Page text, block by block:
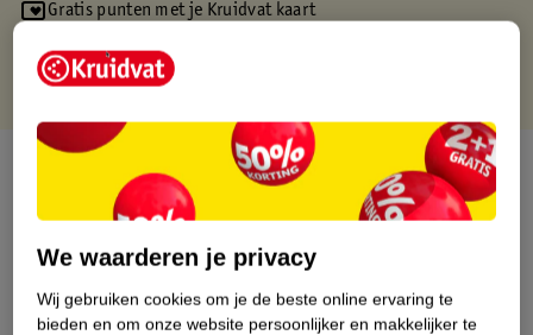
Gratis punten met je Kruidvat kaart
Over dit product
Productinformatie
Etiketinformatie
We waarderen je privacy
Wij gebruiken cookies om je de beste online ervaring te
bieden en om onze website persoonlijker en makkelijker te